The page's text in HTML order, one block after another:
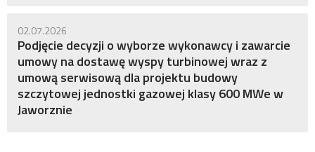
02.07.2026
Podjęcie decyzji o wyborze wykonawcy i zawarcie
umowy na dostawę wyspy turbinowej wraz z
umową serwisową dla projektu budowy
szczytowej jednostki gazowej klasy 600 MWe w
Jaworznie